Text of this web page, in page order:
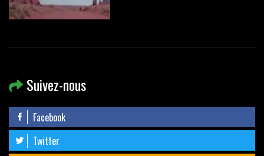
Suivez-nous
Facebook
Twitter